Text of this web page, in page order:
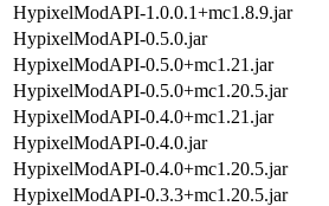
HypixelModAPI-1.0.0.1+mc1.8.9.jar
HypixelModAPI-0.5.0.jar
HypixelModAPI-0.5.0+mc1.21.jar
HypixelModAPI-0.5.0+mc1.20.5.jar
HypixelModAPI-0.4.0+mc1.21.jar
HypixelModAPI-0.4.0.jar
HypixelModAPI-0.4.0+mc1.20.5.jar
HypixelModAPI-0.3.3+mc1.20.5.jar